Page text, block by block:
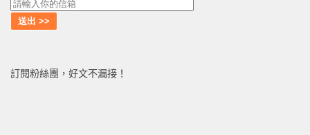
訂閱粉絲團，好文不漏接！